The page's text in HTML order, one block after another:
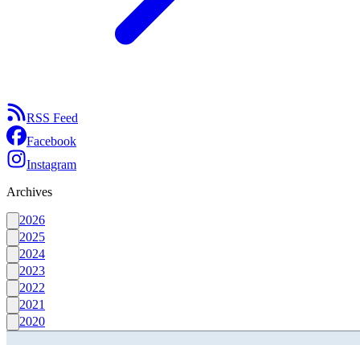
RSS Feed
Facebook
Instagram
Archives
2026
2025
2024
2023
2022
2021
2020